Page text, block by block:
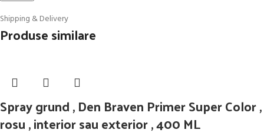
Shipping & Delivery
Produse similare
Spray grund , Den Braven Primer Super Color ,
rosu , interior sau exterior , 400 ML